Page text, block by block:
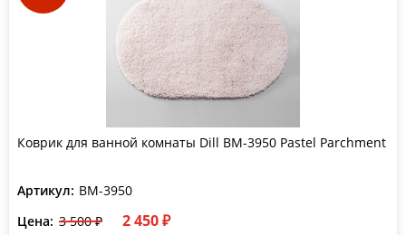
Коврик для ванной комнаты Dill BM-3950 Pastel Parchment
Артикул: BM-3950
Цена: 3 500 ₽ 2 450 ₽